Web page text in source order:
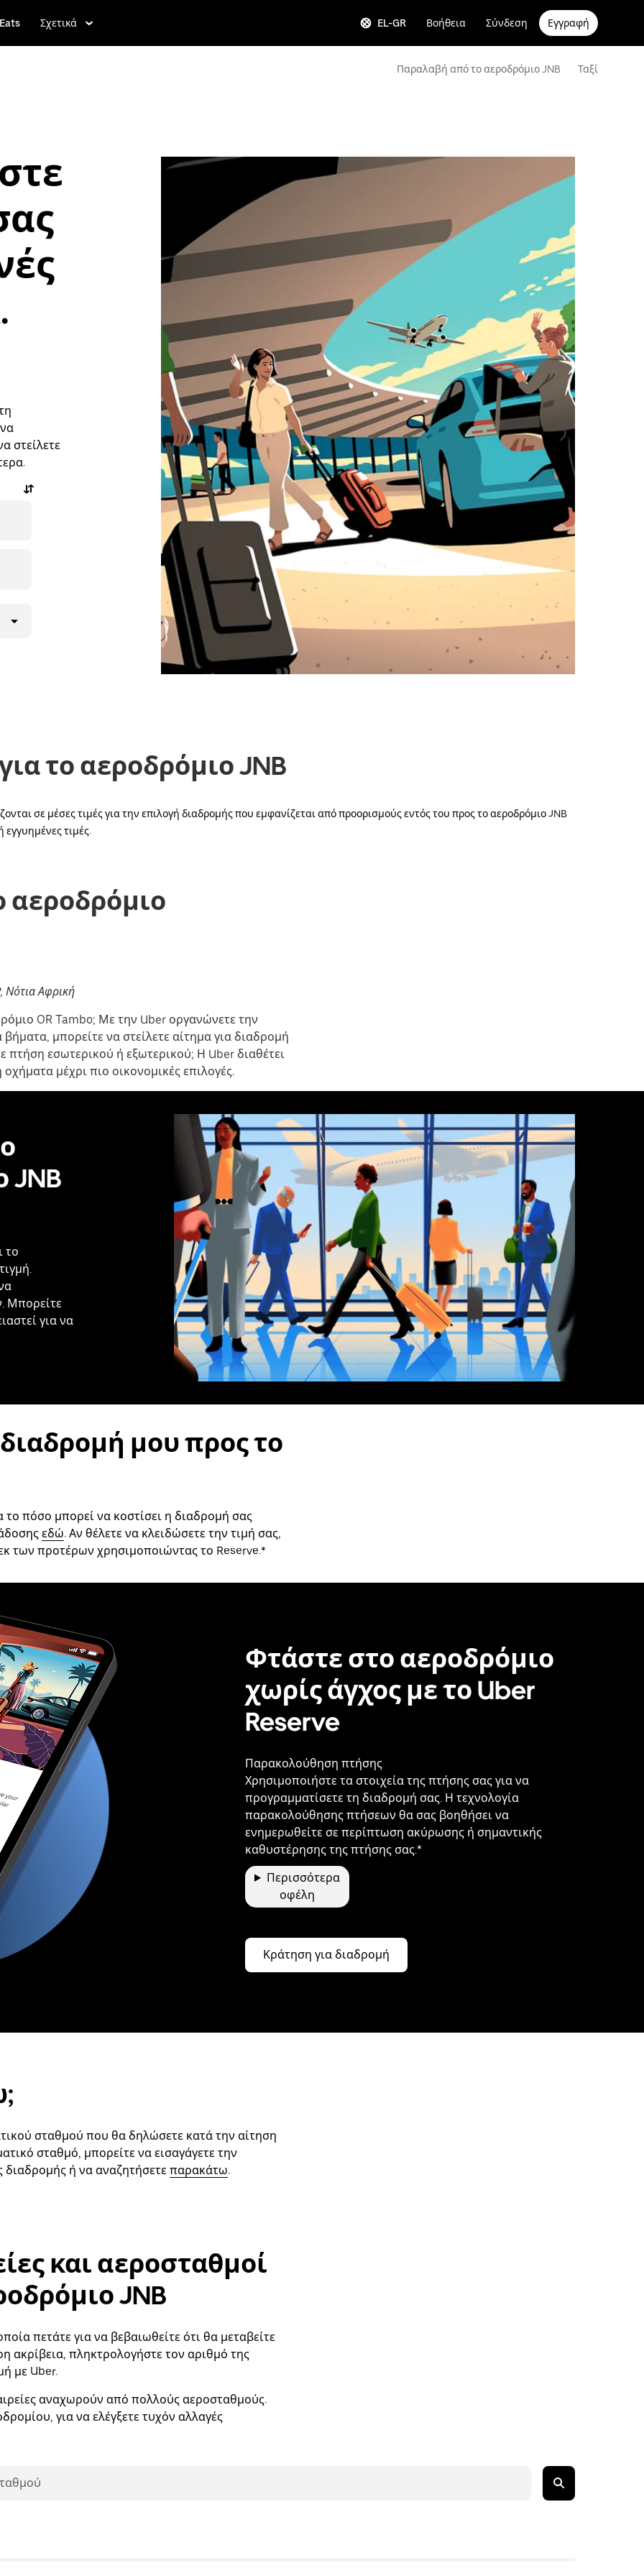
Σχετικά EL-GR Βοήθεια Σύνδεση Εγγραφή
Παραλαβή από το αεροδρόμιο JNB Ταξί
στείλετε
το αεροδρόμιο JNB
σε μέσες τιμές για την επιλογή διαδρομής που εμφανίζεται από προορισμούς εντός του προς το αεροδρόμιο JNB
εγγυημένες τιμές.
αεροδρόμιο
Αφρική
OR Tambo; Με την Uber οργανώνετε την
μπορείτε να στείλετε αίτημα για διαδρομή
πτήση εσωτερικού ή εξωτερικού; Η Uber διαθέτει
μέχρι πιο οικονομικές επιλογές.
JNB
το
Μπορείτε
για να
μου προς το
το πόσο μπορεί να κοστίσει η διαδρομή σας
εδώ. Αν θέλετε να κλειδώσετε την τιμή σας,
των προτέρων χρησιμοποιώντας το Reserve.*
Φτάστε στο αεροδρόμιο
χωρίς άγχος με το Uber
Reserve
Παρακολούθηση πτήσης
Χρησιμοποιήστε τα στοιχεία της πτήσης σας για να
προγραμματίσετε τη διαδρομή σας. Η τεχνολογία
παρακολούθησης πτήσεων θα σας βοηθήσει να
ενημερωθείτε σε περίπτωση ακύρωσης ή σημαντικής
καθυστέρησης της πτήσης σας.*
Περισσότερα
οφέλη
Κράτηση για διαδρομή
σταθμού που θα δηλώσετε κατά την αίτηση
σταθμό, μπορείτε να εισαγάγετε την
διαδρομής ή να αναζητήσετε παρακάτω.
και αεροσταθμοί
JNB
πετάτε για να βεβαιωθείτε ότι θα μεταβείτε
ακρίβεια, πληκτρολογήστε τον αριθμό της
με Uber.
αναχωρούν από πολλούς αεροσταθμούς.
για να ελέγξετε τυχόν αλλαγές